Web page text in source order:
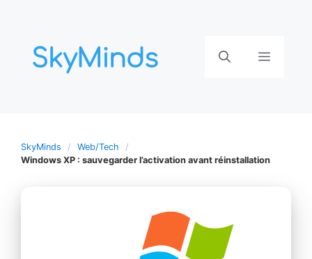
contenu
Menu
SkyMinds
Web/Tech
Windows XP : sauvegarder l’activation avant réinstallation